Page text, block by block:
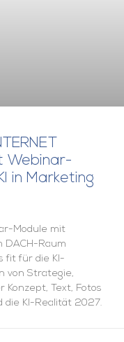
Webinar-
in Marketing
Module mit
DACH-Raum
fit für die KI-
von Strategie,
Text, Fotos
die KI-Realität 2027.